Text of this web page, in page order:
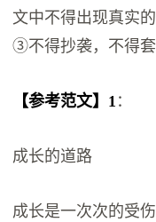
文中不得出现真实
③不得抄袭，不得套
【参考范文】1 ：
成长的道路
成长是一次次的受